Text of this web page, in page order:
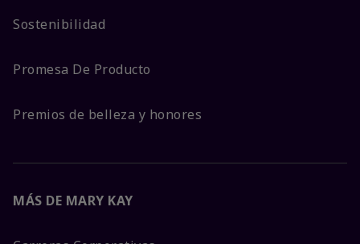
Sostenibilidad
Promesa De Producto
Premios de belleza y honores
MÁS DE MARY KAY